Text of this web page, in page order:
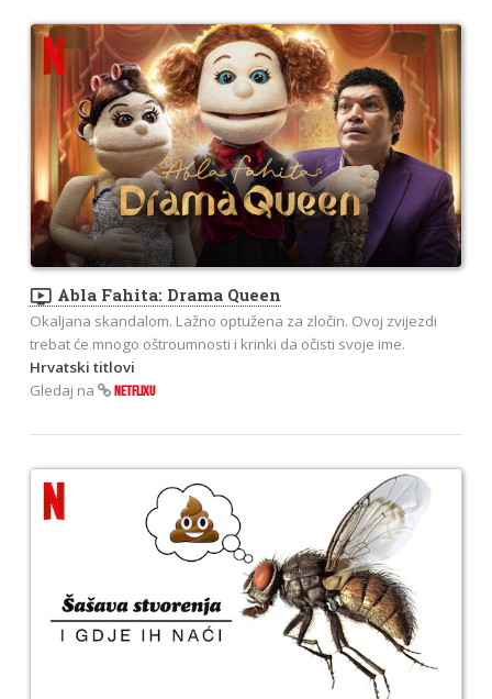
ondemand_video Abla Fahita: Drama Queen
Okaljana skandalom. Lažno optužena za zločin. Ovoj zvijezdi
trebat će mnogo oštroumnosti i krinki da očisti svoje ime.
Hrvatski titlovi
Gledaj na
NETFLIXU